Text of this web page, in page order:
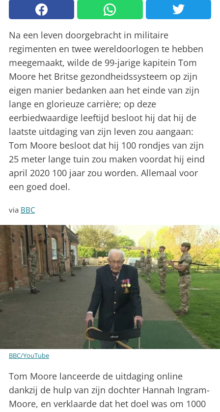
Na een leven doorgebracht in militaire
regimenten en twee wereldoorlogen te hebben
meegemaakt, wilde de 99-jarige kapitein Tom
Moore het Britse gezondheidssysteem op zijn
eigen manier bedanken aan het einde van zijn
lange en glorieuze carrière; op deze
eerbiedwaardige leeftijd besloot hij dat hij de
laatste uitdaging van zijn leven zou aangaan:
Tom Moore besloot dat hij 100 rondjes van zijn
25 meter lange tuin zou maken voordat hij eind
april 2020 100 jaar zou worden. Allemaal voor
een goed doel.
via BBC
BBC/YouTube
Tom Moore lanceerde de uitdaging online
dankzij de hulp van zijn dochter Hannah Ingram-
Moore, en verklaarde dat het doel was om 1000